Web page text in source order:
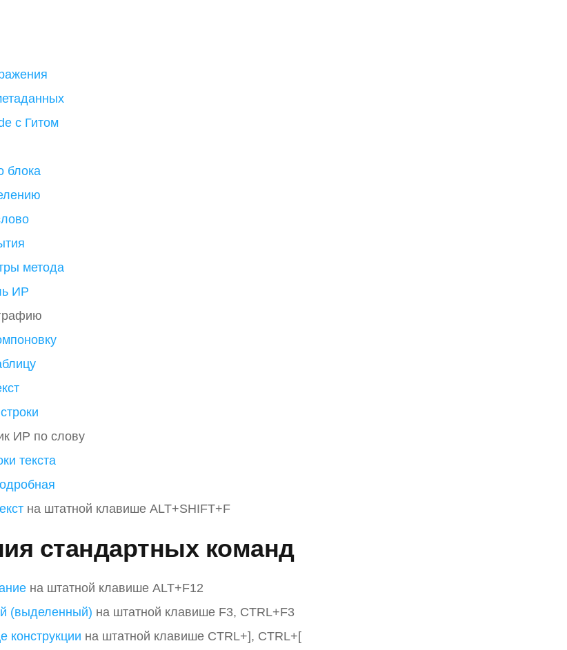
с Гитом
блока
метода
ИР
ИР по слову
текста
на штатной клавише ALT+SHIFT+F
стандартных команд
на штатной клавише ALT+F12
(выделенный) на штатной клавише F3, CTRL+F3
конструкции на штатной клавише CTRL+], CTRL+[